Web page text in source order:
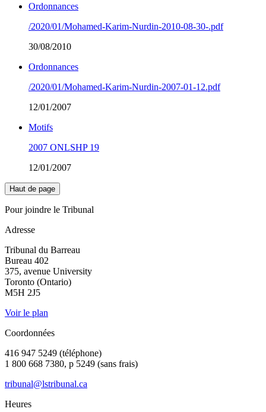
Ordonnances
/2020/01/Mohamed-Karim-Nurdin-2010-08-30-.pdf
30/08/2010
Ordonnances
/2020/01/Mohamed-Karim-Nurdin-2007-01-12.pdf
12/01/2007
Motifs
2007 ONLSHP 19
12/01/2007
Haut de page
Pour joindre le Tribunal
Adresse
Tribunal du Barreau
Bureau 402
375, avenue University
Toronto (Ontario)
M5H 2J5
Voir le plan
Coordonnées
416 947 5249 (téléphone)
1 800 668 7380, p 5249 (sans frais)
tribunal@lstribunal.ca
Heures